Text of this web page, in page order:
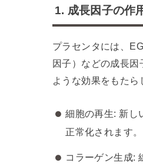
1. 成長因子の作
プラセンタには、
因子）などの成長
ような効果をもたら
細胞の再生: 新し
正常化されます。
コラーゲン生成: